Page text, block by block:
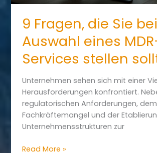
9 Fragen, die Sie
Auswahl eines
Services stellen
Unternehmen sehen sich mit einer
Herausforderungen konfrontiert.
regulatorischen Anforderungen, dem
Fachkräftemangel und der
Unternehmensstrukturen zur
9
Read More »